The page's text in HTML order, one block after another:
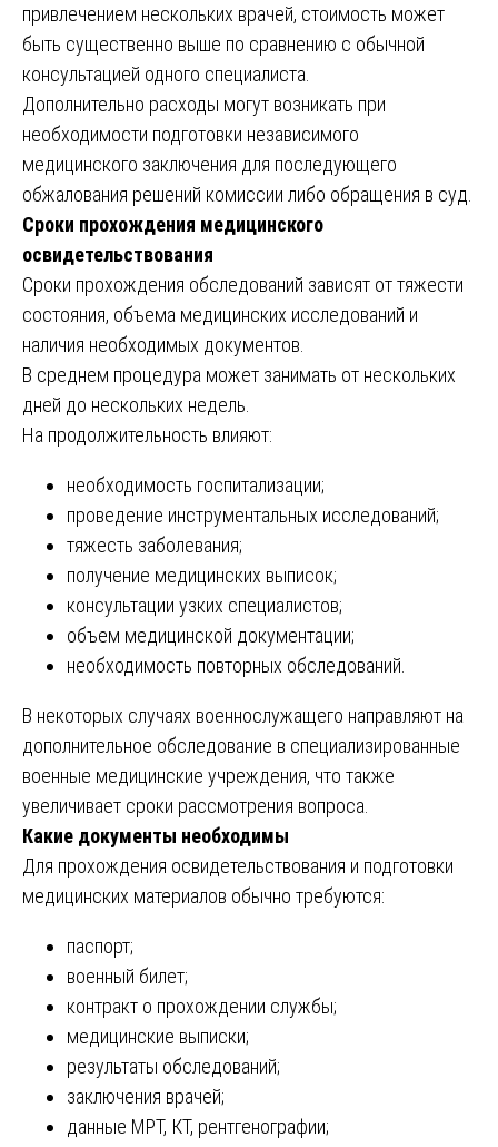
привлечением нескольких врачей, стоимость может
быть существенно выше по сравнению с обычной
консультацией одного специалиста.
Дополнительно расходы могут возникать при
необходимости подготовки независимого
медицинского заключения для последующего
обжалования решений комиссии либо обращения в суд.
Сроки прохождения медицинского
освидетельствования
Сроки прохождения обследований зависят от тяжести
состояния, объема медицинских исследований и
наличия необходимых документов.
В среднем процедура может занимать от нескольких
дней до нескольких недель.
На продолжительность влияют:
необходимость госпитализации;
проведение инструментальных исследований;
тяжесть заболевания;
получение медицинских выписок;
консультации узких специалистов;
объем медицинской документации;
необходимость повторных обследований.
В некоторых случаях военнослужащего направляют на
дополнительное обследование в специализированные
военные медицинские учреждения, что также
увеличивает сроки рассмотрения вопроса.
Какие документы необходимы
Для прохождения освидетельствования и подготовки
медицинских материалов обычно требуются:
паспорт;
военный билет;
контракт о прохождении службы;
медицинские выписки;
результаты обследований;
заключения врачей;
данные МРТ, КТ, рентгенографии;